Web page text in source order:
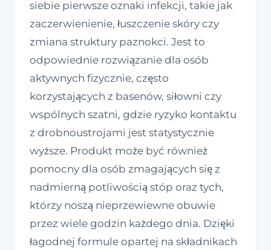
siebie pierwsze oznaki infekcji, takie jak
zaczerwienienie, łuszczenie skóry czy
zmiana struktury paznokci. Jest to
odpowiednie rozwiązanie dla osób
aktywnych fizycznie, często
korzystających z basenów, siłowni czy
wspólnych szatni, gdzie ryzyko kontaktu
z drobnoustrojami jest statystycznie
wyższe. Produkt może być również
pomocny dla osób zmagających się z
nadmierną potliwością stóp oraz tych,
którzy noszą nieprzewiewne obuwie
przez wiele godzin każdego dnia. Dzięki
łagodnej formule opartej na składnikach